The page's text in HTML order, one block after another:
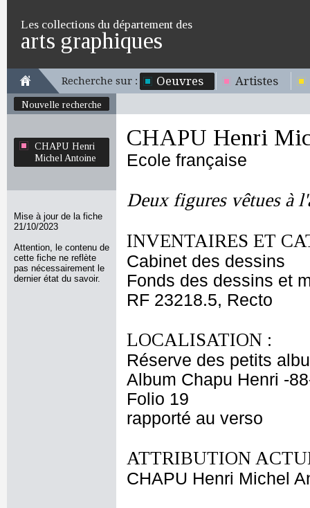
Les collections du département des
arts graphiques
Recherche sur : Oeuvres Artistes
Nouvelle recherche
CHAPU Henri
Michel Antoine
Mise à jour de la fiche
21/10/2023
Attention, le contenu de
cette fiche ne reflète
pas nécessairement le
dernier état du savoir.
CHAPU Henri
Ecole française
Deux figures vêtues à
INVENTAIRES ET
Cabinet des dessins
Fonds des dessins et
RF 23218.5, Recto
LOCALISATION :
Réserve des petits
Album Chapu Henri -
Folio 19
rapporté au verso
ATTRIBUTION
CHAPU Henri Michel